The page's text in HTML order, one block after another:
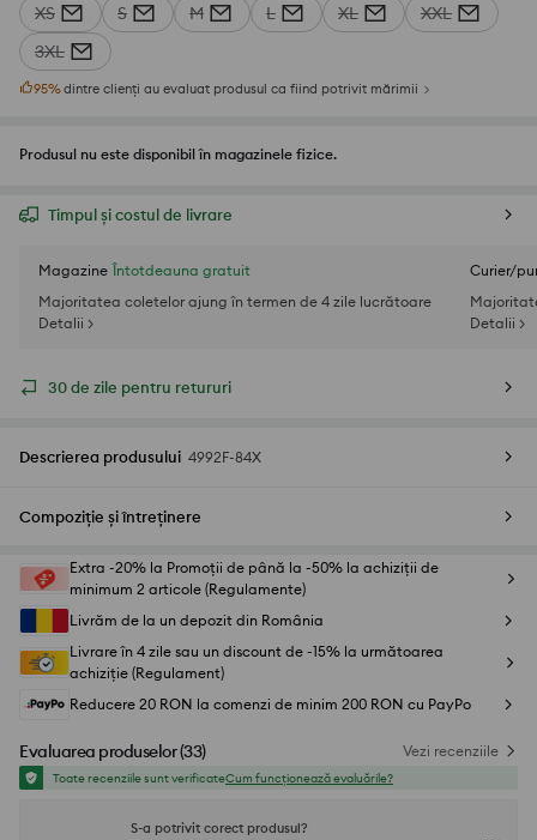
XS S M L XL
XXL
3XL
95%dintre clienți au evaluat produsul ca fiind potrivit mărimii
Produsul nu este disponibil în magazinele fizice.
Timpul și costul de livrare
Magazine Întotdeauna gratuit
Majoritatea coletelor ajung în termen de 4 zile lucrătoare
Detalii >
Curier/
Detalii >
30 de zile pentru retururi
Descrierea produsului 4992F-84X
Compoziție și întreținere
Extra -20% la Promoții de până la -50% la achiziții de
minimum 2 articole (Regulamente)
Livrăm de la un depozit din România
Livrare în 4 zile sau un discount de -15% la următoarea
achiziție (Regulament)
Reducere 20 RON la comenzi de minim 200 RON cu PayPo
Evaluarea produselor(33) Vezi recenziile
Toate recenziile sunt verificateCum funcționează evaluările?
S-a potrivit corect produsul?